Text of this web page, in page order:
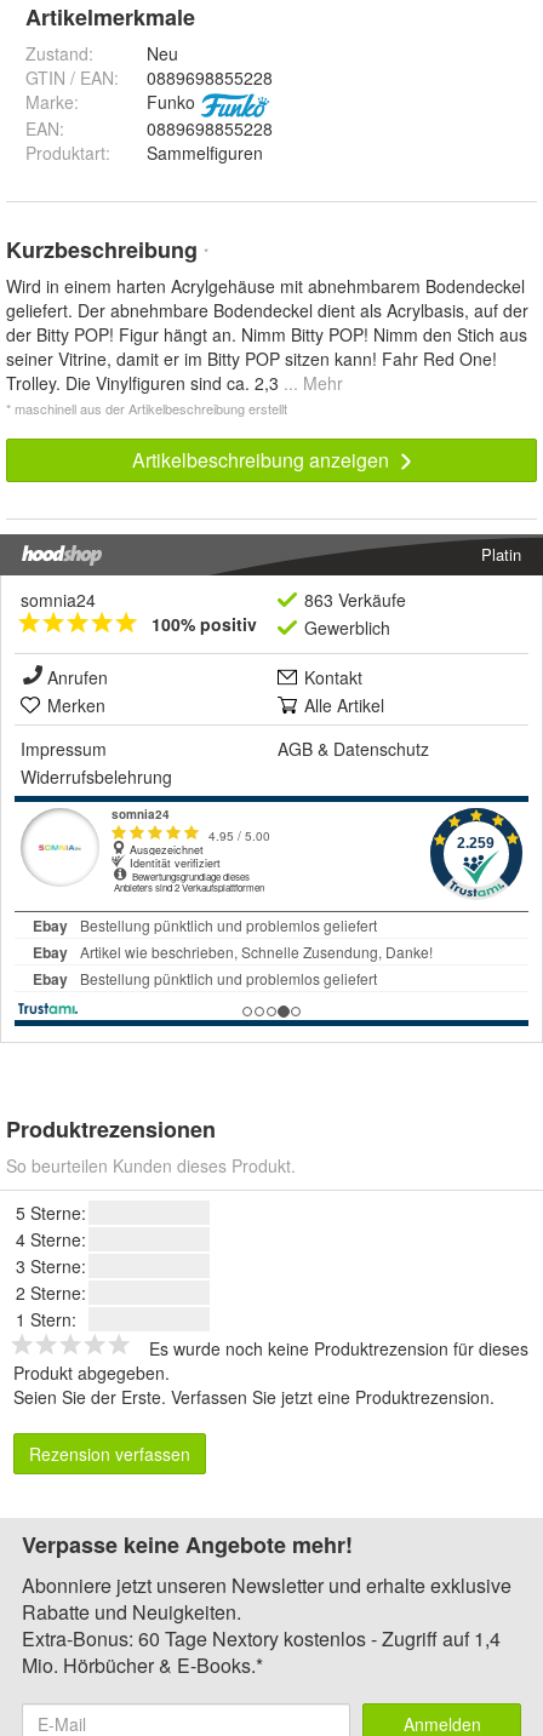
Artikelmerkmale
Zustand:
Neu
GTIN / EAN:
0889698855228
Marke:
Funko
EAN:
0889698855228
Produktart: Sammelfiguren
Kurzbeschreibung *
Wird in einem harten Acrylgehäuse mit abnehmbarem Bodendeckel
geliefert. Der abnehmbare Bodendeckel dient als Acrylbasis, auf der
der Bitty POP! Figur hängt an. Nimm Bitty POP! Nimm den Stich aus
seiner Vitrine, damit er im Bitty POP sitzen kann! Fahr Red One!
Trolley. Die Vinylfiguren sind ca. 2,3 ... Mehr
* maschinell aus der Artikelbeschreibung erstellt
Artikelbeschreibung anzeigen
Platin
somnia24
100% positiv
863 Verkäufe
Gewerblich
Anrufen
Kontakt
Merken
Alle Artikel
Impressum
AGB & Datenschutz
Widerrufsbelehrung
Produktrezensionen
So beurteilen Kunden dieses Produkt.
5 Sterne:
4 Sterne:
3 Sterne:
2 Sterne:
1 Stern:
Es wurde noch keine Produktrezension für dieses
Produkt abgegeben.
Seien Sie der Erste. Verfassen Sie jetzt eine Produktrezension.
Rezension verfassen
Verpasse keine Angebote mehr!
Abonniere jetzt unseren Newsletter und erhalte exklusive
Rabatte und Neuigkeiten.
Extra-Bonus: 60 Tage Nextory kostenlos - Zugriff auf 1,4
Mio. Hörbücher & E-Books.*
Anmelden